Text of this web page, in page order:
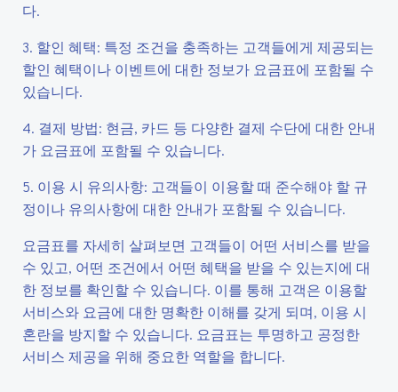
다.
3. 할인 혜택: 특정 조건을 충족하는 고객들에게 제공되는
할인 혜택이나 이벤트에 대한 정보가 요금표에 포함될 수
있습니다.
4. 결제 방법: 현금, 카드 등 다양한 결제 수단에 대한 안내
가 요금표에 포함될 수 있습니다.
5. 이용 시 유의사항: 고객들이 이용할 때 준수해야 할 규
정이나 유의사항에 대한 안내가 포함될 수 있습니다.
요금표를 자세히 살펴보면 고객들이 어떤 서비스를 받을
수 있고, 어떤 조건에서 어떤 혜택을 받을 수 있는지에 대
한 정보를 확인할 수 있습니다. 이를 통해 고객은 이용할
서비스와 요금에 대한 명확한 이해를 갖게 되며, 이용 시
혼란을 방지할 수 있습니다. 요금표는 투명하고 공정한
서비스 제공을 위해 중요한 역할을 합니다.